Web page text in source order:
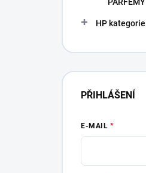
HP kategorie
PŘIHLÁŠENÍ
E-MAIL